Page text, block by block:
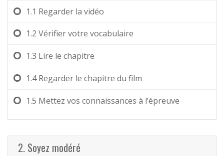
1.1 Regarder la vidéo
1.2 Vérifier votre vocabulaire
1.3 Lire le chapitre
1.4Regarder le chapitre du film
1.5 Mettez vos connaissances à l’épreuve
2. Soyez modéré